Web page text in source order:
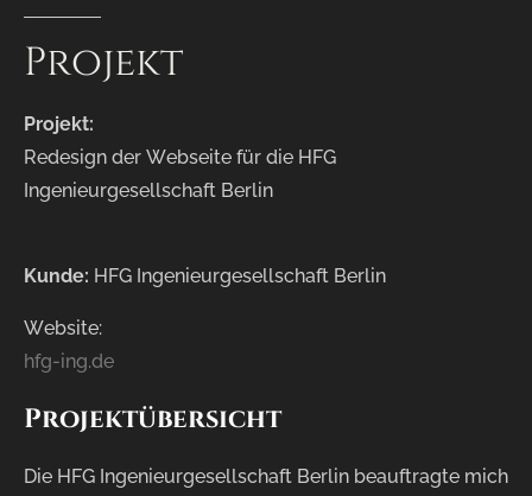
Projekt
Projekt:
Redesign der Webseite für die HFG
Ingenieurgesellschaft Berlin
Kunde: HFG Ingenieurgesellschaft Berlin
Website:
hfg-ing.de
Projektübersicht
Die HFG Ingenieurgesellschaft Berlin beauftragte mich